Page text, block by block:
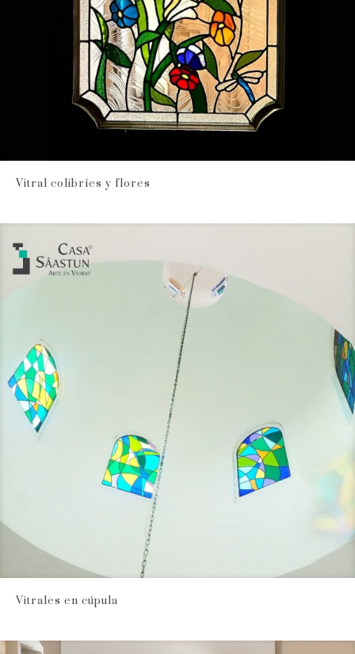
Vitral colibríes y flores
Vitrales en cúpula